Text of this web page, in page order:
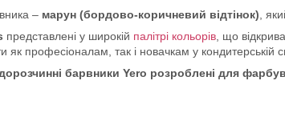
– марун (бордово-коричневий відтінок) ,
представлені у широкій палітрі кольорів , що
професіоналам, так і новачкам у кондитерській
барвники Yero розроблені для